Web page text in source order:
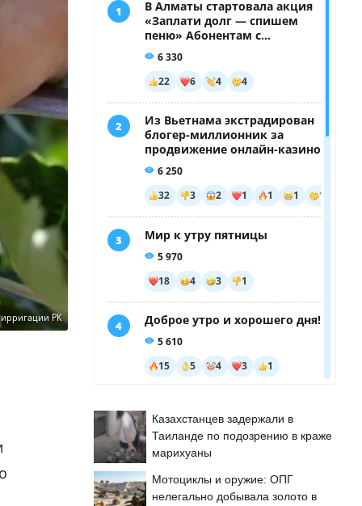
ирригации РК
Казахстанцев задержали в
Таиланде по подозрению в краже
марихуаны
Мотоциклы и оружие: ОПГ
нелегально добывала золото в